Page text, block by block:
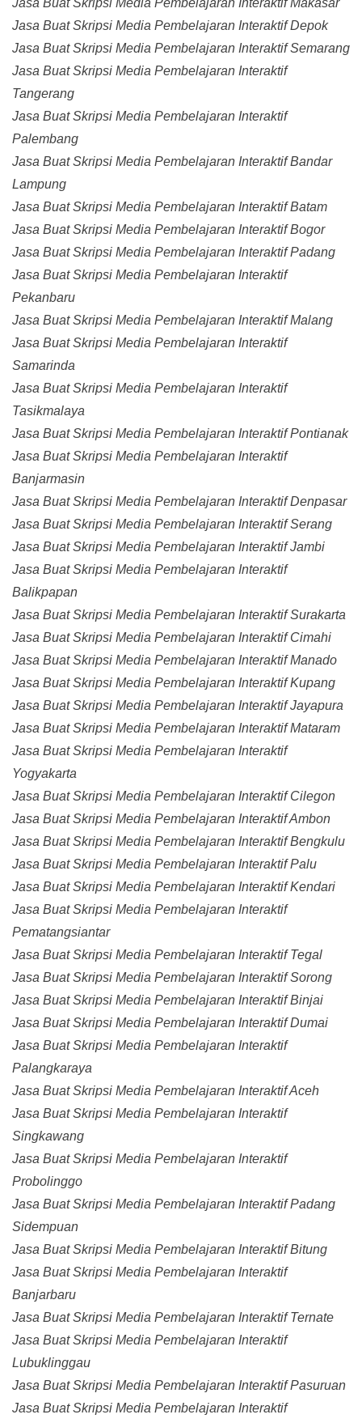
Jasa Buat Skripsi Media Pembelajaran Interaktif Makasar
Jasa Buat Skripsi Media Pembelajaran Interaktif Depok
Jasa Buat Skripsi Media Pembelajaran Interaktif Semarang
Jasa Buat Skripsi Media Pembelajaran Interaktif
Tangerang
Jasa Buat Skripsi Media Pembelajaran Interaktif
Palembang
Jasa Buat Skripsi Media Pembelajaran Interaktif Bandar
Lampung
Jasa Buat Skripsi Media Pembelajaran Interaktif Batam
Jasa Buat Skripsi Media Pembelajaran Interaktif Bogor
Jasa Buat Skripsi Media Pembelajaran Interaktif Padang
Jasa Buat Skripsi Media Pembelajaran Interaktif
Pekanbaru
Jasa Buat Skripsi Media Pembelajaran Interaktif Malang
Jasa Buat Skripsi Media Pembelajaran Interaktif
Samarinda
Jasa Buat Skripsi Media Pembelajaran Interaktif
Tasikmalaya
Jasa Buat Skripsi Media Pembelajaran Interaktif Pontianak
Jasa Buat Skripsi Media Pembelajaran Interaktif
Banjarmasin
Jasa Buat Skripsi Media Pembelajaran Interaktif Denpasar
Jasa Buat Skripsi Media Pembelajaran Interaktif Serang
Jasa Buat Skripsi Media Pembelajaran Interaktif Jambi
Jasa Buat Skripsi Media Pembelajaran Interaktif
Balikpapan
Jasa Buat Skripsi Media Pembelajaran Interaktif Surakarta
Jasa Buat Skripsi Media Pembelajaran Interaktif Cimahi
Jasa Buat Skripsi Media Pembelajaran Interaktif Manado
Jasa Buat Skripsi Media Pembelajaran Interaktif Kupang
Jasa Buat Skripsi Media Pembelajaran Interaktif Jayapura
Jasa Buat Skripsi Media Pembelajaran Interaktif Mataram
Jasa Buat Skripsi Media Pembelajaran Interaktif
Yogyakarta
Jasa Buat Skripsi Media Pembelajaran Interaktif Cilegon
Jasa Buat Skripsi Media Pembelajaran Interaktif Ambon
Jasa Buat Skripsi Media Pembelajaran Interaktif Bengkulu
Jasa Buat Skripsi Media Pembelajaran Interaktif Palu
Jasa Buat Skripsi Media Pembelajaran Interaktif Kendari
Jasa Buat Skripsi Media Pembelajaran Interaktif
Pematangsiantar
Jasa Buat Skripsi Media Pembelajaran Interaktif Tegal
Jasa Buat Skripsi Media Pembelajaran Interaktif Sorong
Jasa Buat Skripsi Media Pembelajaran Interaktif Binjai
Jasa Buat Skripsi Media Pembelajaran Interaktif Dumai
Jasa Buat Skripsi Media Pembelajaran Interaktif
Palangkaraya
Jasa Buat Skripsi Media Pembelajaran Interaktif Aceh
Jasa Buat Skripsi Media Pembelajaran Interaktif
Singkawang
Jasa Buat Skripsi Media Pembelajaran Interaktif
Probolinggo
Jasa Buat Skripsi Media Pembelajaran Interaktif Padang
Sidempuan
Jasa Buat Skripsi Media Pembelajaran Interaktif Bitung
Jasa Buat Skripsi Media Pembelajaran Interaktif
Banjarbaru
Jasa Buat Skripsi Media Pembelajaran Interaktif Ternate
Jasa Buat Skripsi Media Pembelajaran Interaktif
Lubuklinggau
Jasa Buat Skripsi Media Pembelajaran Interaktif Pasuruan
Jasa Buat Skripsi Media Pembelajaran Interaktif